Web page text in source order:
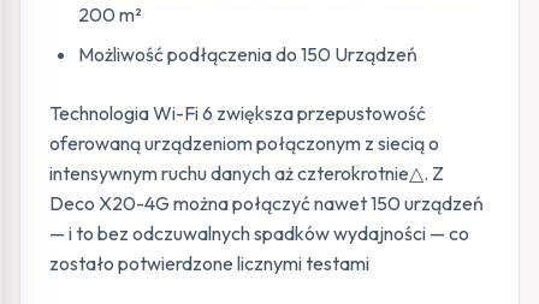
200 m²
Możliwość podłączenia do 150 Urządzeń
Technologia Wi-Fi 6 zwiększa przepustowość
oferowaną urządzeniom połączonym z siecią o
intensywnym ruchu danych aż czterokrotnie△. Z
Deco X20-4G można połączyć nawet 150 urządzeń
— i to bez odczuwalnych spadków wydajności — co
zostało potwierdzone licznymi testami